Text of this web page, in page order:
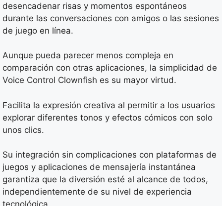
desencadenar risas y momentos espontáneos
durante las conversaciones con amigos o las sesiones
de juego en línea.
Aunque pueda parecer menos compleja en
comparación con otras aplicaciones, la simplicidad de
Voice Control Clownfish es su mayor virtud.
Facilita la expresión creativa al permitir a los usuarios
explorar diferentes tonos y efectos cómicos con solo
unos clics.
Su integración sin complicaciones con plataformas de
juegos y aplicaciones de mensajería instantánea
garantiza que la diversión esté al alcance de todos,
independientemente de su nivel de experiencia
tecnológica.